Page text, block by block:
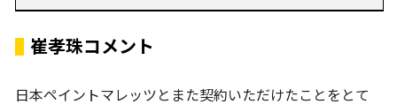
崔孝珠コメント
日本ペイントマレッツとまた契約いただけたことをとて